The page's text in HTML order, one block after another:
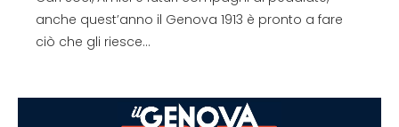
anche quest’anno il Genova 1913 è pronto a fare
ciò che gli riesce...